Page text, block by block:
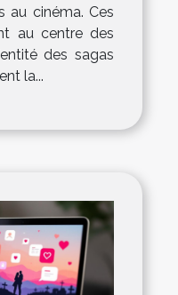
au cinéma. Ces
au centre des
des sagas
la...